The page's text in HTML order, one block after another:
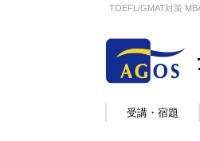
TOEFL/GMAT対策
受講・宿題